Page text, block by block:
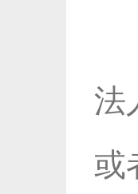
法
或